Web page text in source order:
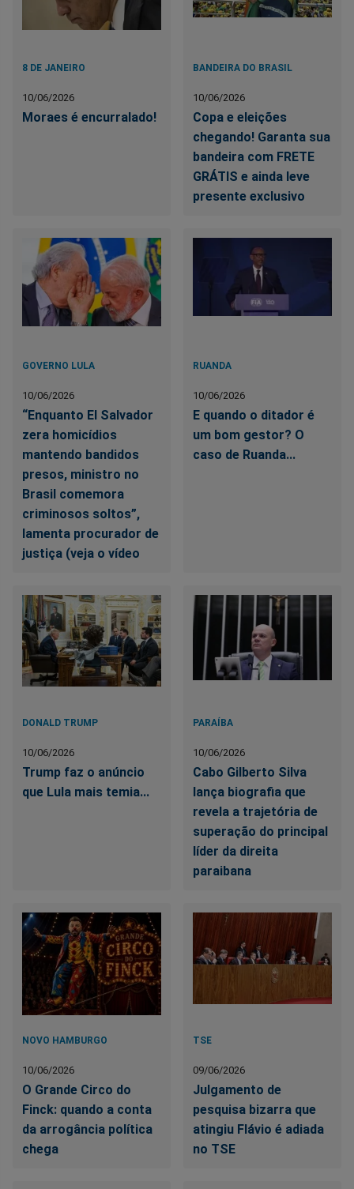
8 DE JANEIRO
10/06/2026
Moraes é encurralado!
BANDEIRA DO BRASIL
10/06/2026
Copa e eleições
chegando! Garanta sua
bandeira com FRETE
GRÁTIS e ainda leve
presente exclusivo
GOVERNO LULA
10/06/2026
“Enquanto El Salvador
zera homicídios
mantendo bandidos
presos, ministro no
Brasil comemora
criminosos soltos”,
lamenta procurador de
justiça (veja o vídeo
RUANDA
10/06/2026
E quando o ditador é
um bom gestor? O
caso de Ruanda...
DONALD TRUMP
10/06/2026
Trump faz o anúncio
que Lula mais temia...
PARAÍBA
10/06/2026
Cabo Gilberto Silva
lança biografia que
revela a trajetória de
superação do principal
líder da direita
paraibana
NOVO HAMBURGO
10/06/2026
O Grande Circo do
Finck: quando a conta
da arrogância política
chega
TSE
09/06/2026
Julgamento de
pesquisa bizarra que
atingiu Flávio é adiada
no TSE